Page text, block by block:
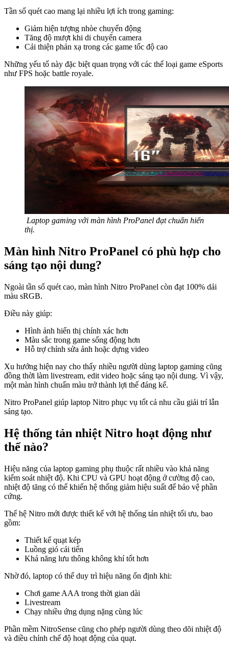
Tần số quét cao mang lại nhiều lợi ích trong gaming:
Giảm hiện tượng nhòe chuyển động
Tăng độ mượt khi di chuyển camera
Cải thiện phản xạ trong các game tốc độ cao
Những yếu tố này đặc biệt quan trọng với các thể loại game eSports
như FPS hoặc battle royale.
Laptop gaming với màn hình ProPanel đạt chuẩn hiển
thị.
Màn hình Nitro ProPanel có phù hợp cho
sáng tạo nội dung?
Ngoài tần số quét cao, màn hình Nitro ProPanel còn đạt 100% dải
màu sRGB.
Điều này giúp:
Hình ảnh hiển thị chính xác hơn
Màu sắc trong game sống động hơn
Hỗ trợ chỉnh sửa ảnh hoặc dựng video
Xu hướng hiện nay cho thấy nhiều người dùng laptop gaming cũng
đồng thời làm livestream, edit video hoặc sáng tạo nội dung. Vì vậy,
một màn hình chuẩn màu trở thành lợi thế đáng kể.
Nitro ProPanel giúp laptop Nitro phục vụ tốt cả nhu cầu giải trí lẫn
sáng tạo.
Hệ thống tản nhiệt Nitro hoạt động như
thế nào?
Hiệu năng của laptop gaming phụ thuộc rất nhiều vào khả năng
kiểm soát nhiệt độ. Khi CPU và GPU hoạt động ở cường độ cao,
nhiệt độ tăng có thể khiến hệ thống giảm hiệu suất để bảo vệ phần
cứng.
Thế hệ Nitro mới được thiết kế với hệ thống tản nhiệt tối ưu, bao
gồm:
Thiết kế quạt kép
Luồng gió cải tiến
Khả năng lưu thông không khí tốt hơn
Nhờ đó, laptop có thể duy trì hiệu năng ổn định khi:
Chơi game AAA trong thời gian dài
Livestream
Chạy nhiều ứng dụng nặng cùng lúc
Phần mềm NitroSense cũng cho phép người dùng theo dõi nhiệt độ
và điều chỉnh chế độ hoạt động của quạt.